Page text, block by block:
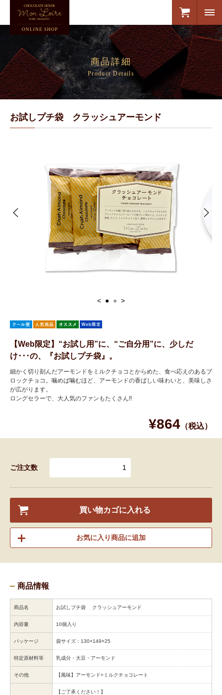
商品詳細
Product Details
お試しプチ袋 クラッシュアーモンド
< ● ● >
【Web限定】“お試し用”に、“ご自分用”に、少しだ
け･･･の、『お試しプチ袋』。
細かく切り刻んだアーモンドをミルクチョコとからめた、食べ応えのあるブ
ロックチョコ。噛めば噛むほど、アーモンドの香ばしい味わいと、美味しさ
が広がります。
ロングセラーで、大人気のファンもたくさん!!
¥864 （税込）
ご注文数
買い物カゴに入れる
お気に入り商品に追加
商品情報
商品名 お試しプチ袋 クラッシュアーモンド
内容量 10個入り
パッケージ 袋サイズ：130×149×25
特定原材料等 乳成分・大豆・アーモンド
その他 【風味】アーモンド+ミルクチョコレート
【ご了承ください！】